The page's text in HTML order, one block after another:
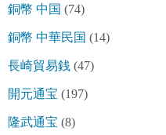
銅幣 中国 (74)
銅幣 中華民国 (14)
長崎貿易銭 (47)
開元通宝 (197)
隆武通宝 (8)